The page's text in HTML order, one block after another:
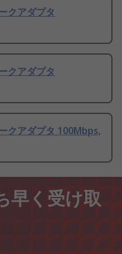
クアダプタ
クアダプタ
クアダプタ 100Mbps,
早く受け取